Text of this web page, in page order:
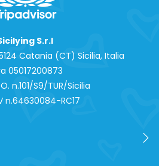
S.r.l
Catania (CT) Sicilia, Italia
0‍5017200873
n.101/S9/TUR/Sicilia
n.64630084-RC17